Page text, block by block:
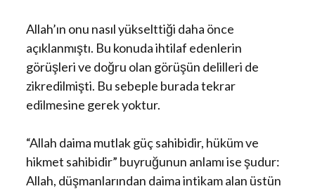
Allah’ın onu nasıl yükselttiği daha önce
açıklanmıştı. Bu konuda ihtilaf edenlerin
görüşleri ve doğru olan görüşün delilleri de
zikredilmişti. Bu sebeple burada tekrar
edilmesine gerek yoktur.
“Allah daima mutlak güç sahibidir, hüküm ve
hikmet sahibidir” buyruğunun anlamı ise şudur:
Allah, düşmanlarından daima intikam alan üstün